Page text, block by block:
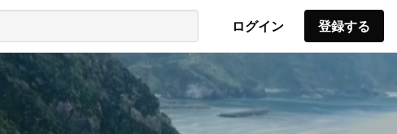
ログイン 登録する